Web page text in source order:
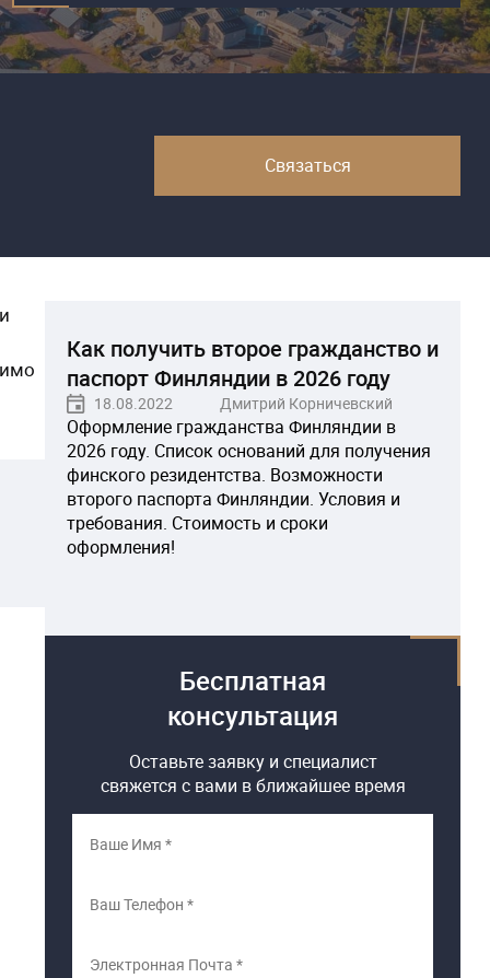
Связаться
Как получить второе гражданство и
паспорт Финляндии в 2026 году
18.08.2022 Дмитрий Корничевский
Оформление гражданства Финляндии в
2026 году. Список оснований для получения
финского резидентства. Возможности
второго паспорта Финляндии. Условия и
требования. Стоимость и сроки
оформления!
Бесплатная
консультация
Оставьте заявку и специалист
свяжется с вами в ближайшее время